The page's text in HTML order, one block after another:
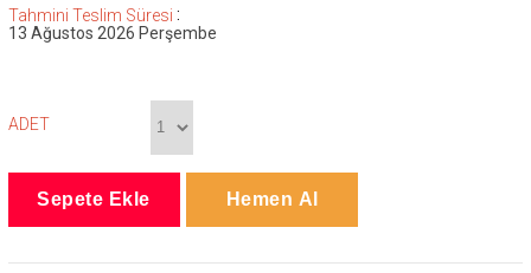
Tahmini Teslim Süresi :
13 Ağustos 2026 Perşembe
ADET